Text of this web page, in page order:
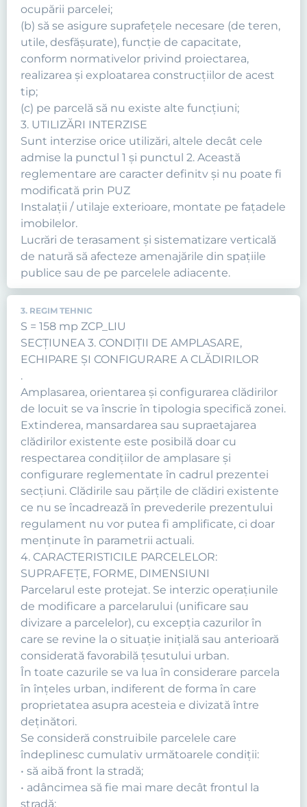
ocupării parcelei;
(b) să se asigure suprafeţele necesare (de teren,
utile, desfăşurate), funcţie de capacitate,
conform normativelor privind proiectarea,
realizarea şi exploatarea construcţiilor de acest
tip;
(c) pe parcelă să nu existe alte funcţiuni;
3. UTILIZĂRI INTERZISE
Sunt interzise orice utilizări, altele decât cele
admise la punctul 1 şi punctul 2. Această
reglementare are caracter definitv şi nu poate fi
modificată prin PUZ
Instalaţii / utilaje exterioare, montate pe faţadele
imobilelor.
Lucrări de terasament şi sistematizare verticală
de natură să afecteze amenajările din spaţiile
publice sau de pe parcelele adiacente.
3. REGIM TEHNIC
S = 158 mp ZCP_LIU
SECŢIUNEA 3. CONDIŢII DE AMPLASARE,
ECHIPARE ŞI CONFIGURARE A CLĂDIRILOR
.
Amplasarea, orientarea şi configurarea clădirilor
de locuit se va înscrie în tipologia specifică zonei.
Extinderea, mansardarea sau supraetajarea
clădirilor existente este posibilă doar cu
respectarea condiţiilor de amplasare şi
configurare reglementate în cadrul prezentei
secţiuni. Clădirile sau părţile de clădiri existente
ce nu se încadrează în prevederile prezentului
regulament nu vor putea fi amplificate, ci doar
menţinute în parametrii actuali.
4. CARACTERISTICILE PARCELELOR:
SUPRAFEŢE, FORME, DIMENSIUNI
Parcelarul este protejat. Se interzic operaţiunile
de modificare a parcelarului (unificare sau
divizare a parcelelor), cu excepţia cazurilor în
care se revine la o situaţie iniţială sau anterioară
considerată favorabilă ţesutului urban.
În toate cazurile se va lua în considerare parcela
în înţeles urban, indiferent de forma în care
proprietatea asupra acesteia e divizată între
deţinători.
Se consideră construibile parcelele care
îndeplinesc cumulativ următoarele condiţii:
• să aibă front la stradă;
• adâncimea să fie mai mare decât frontul la
stradă;